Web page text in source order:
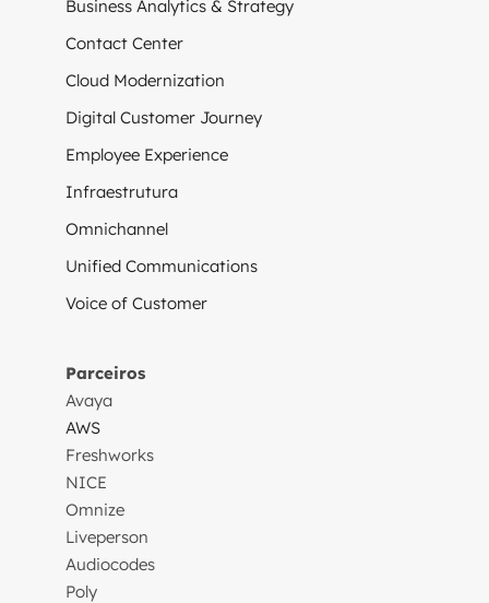
Business Analytics & Strategy
Contact Center
Cloud Modernization
Digital Customer Journey
Employee Experience
Infraestrutura
Omnichannel
Unified Communications
Voice of Customer
Parceiros
Avaya
AWS
Freshworks
NICE
Omnize
Liveperson
Audiocodes
Poly